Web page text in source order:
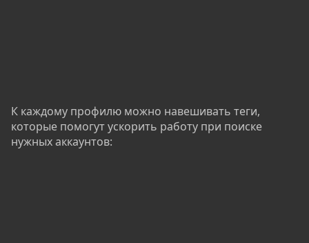
К каждому профилю можно навешивать теги,
которые помогут ускорить работу при поиске
нужных аккаунтов: